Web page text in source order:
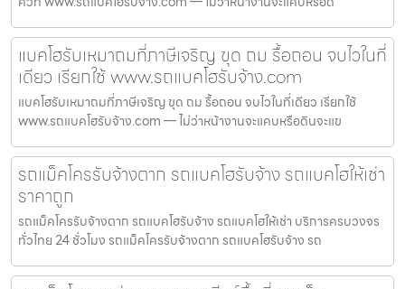
แบคโฮรับเหมาถมที่ภาษีเจริญ ขุด ถม รื้อถอน จบไวในที่
เดียว เรียกใช้ www.รถแบคโฮรับจ้าง.com
แบคโฮรับเหมาถมที่ภาษีเจริญ ขุด ถม รื้อถอน จบไวในที่เดียว เรียกใช้
www.รถแบคโฮรับจ้าง.com — ไม่ว่าหน้างานจะแคบหรือดินจะแข
รถแม็คโครรับจ้างตาก รถแบคโฮรับจ้าง รถแบคโฮให้เช่า
ราคาถูก
รถแม็คโครรับจ้างตาก รถแบคโฮรับจ้าง รถแบคโฮให้เช่า บริการครบวงจร
ทั่วไทย 24 ชั่วโมง รถแม็คโครรับจ้างตาก รถแบคโฮรับจ้าง รถ